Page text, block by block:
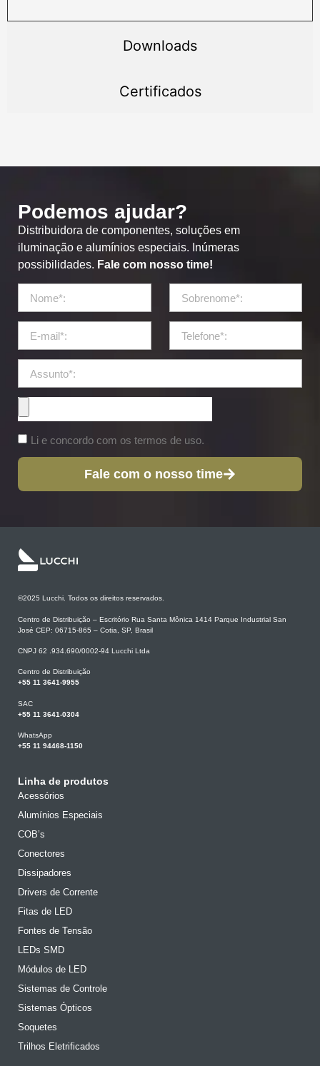
Downloads
Certificados
Podemos ajudar?
Distribuidora de componentes, soluções em
iluminação e alumínios especiais. Inúmeras
possibilidades. Fale com nosso time!
Li e concordo com os termos de uso.
Fale com o nosso time
©2025 Lucchi. Todos os direitos reservados.
Centro de Distribuição – Escritório Rua Santa Mônica 1414 Parque Industrial San
José CEP: 06715-865 – Cotia, SP, Brasil
CNPJ 62 .934.690/0002-94 Lucchi Ltda
Centro de Distribuição
+55 11 3641-9955
SAC
+55 11 3641-0304
WhatsApp
+55 11 94468-1150
Linha de produtos
Acessórios
Alumínios Especiais
COB’s
Conectores
Dissipadores
Drivers de Corrente
Fitas de LED
Fontes de Tensão
LEDs SMD
Módulos de LED
Sistemas de Controle
Sistemas Ópticos
Soquetes
Trilhos Eletrificados